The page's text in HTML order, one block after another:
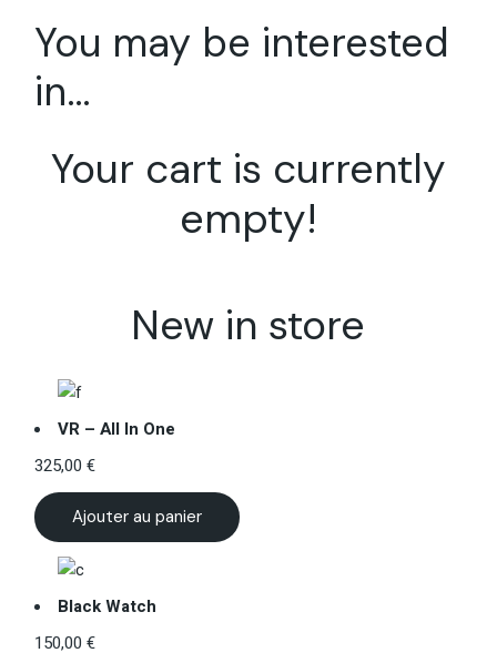
You may be interested
in…
Your cart is currently
empty!
New in store
VR – All In One
325,00€
Ajouter au panier
Black Watch
150,00€